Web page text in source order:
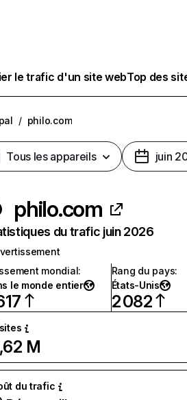
le trafic d'un site webTop des
/ philo.com
Tous les appareils juin
philo.com
du trafic juin 2026
mondial:
le monde entier
Rang du pays:
États-Unis
2 082
M
du trafic